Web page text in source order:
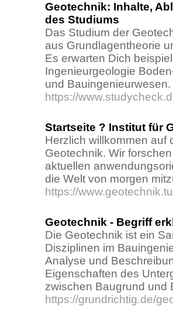
Geotechnik: Inhalte,
des Studiums
Das Studium der
aus Grundlagentheorie
Es erwarten Dich
Ingenieurgeologie
und Bauingenieurwesen.
https://
Startseite ? Institut für
Herzlich willkommen auf
Geotechnik. Wir
aktuellen
die Welt von morgen
https://
Geotechnik - Begriff
Die Geotechnik ist ein
Disziplinen im
Analyse und
Eigenschaften des
zwischen Baugrund und
https://grundrichtig.de/